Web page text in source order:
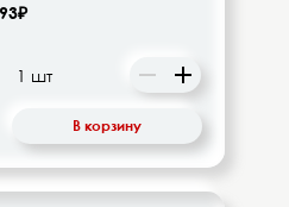
93₽
В корзину